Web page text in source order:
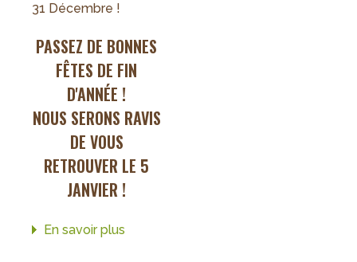
31 Décembre !
PASSEZ DE BONNES
FÊTES DE FIN
D'ANNÉE !
NOUS SERONS RAVIS
DE VOUS
RETROUVER LE 5
JANVIER !
En savoir plus